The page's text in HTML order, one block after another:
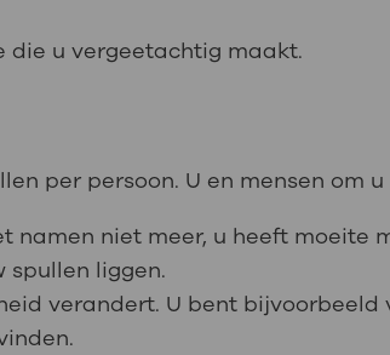
die u vergeetachtig maakt.
per persoon. U en mensen om
namen niet meer, u heeft
spullen liggen.
verandert. U bent